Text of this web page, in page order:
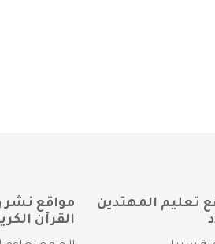
تعليم المهتدين
مواقع نشر
القرآن